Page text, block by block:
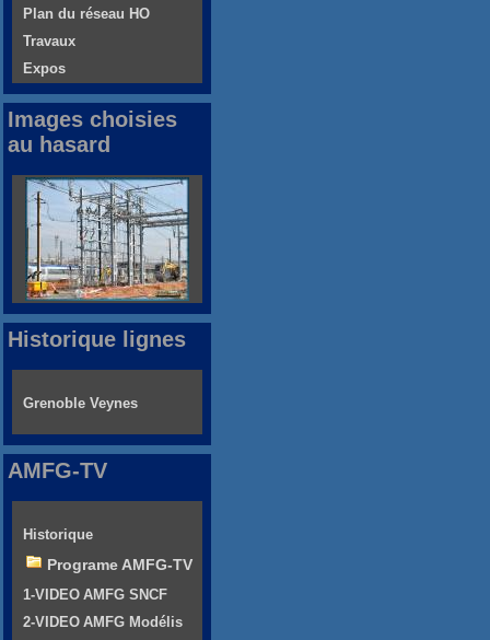
Plan du réseau HO
Travaux
Expos
Images choisies
au hasard
Historique lignes
Grenoble Veynes
AMFG-TV
Historique
Programe AMFG-TV
1-VIDEO AMFG SNCF
2-VIDEO AMFG Modélis